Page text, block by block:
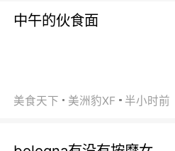
中午的伙食面
美食天下 美洲豹XF 半小时前